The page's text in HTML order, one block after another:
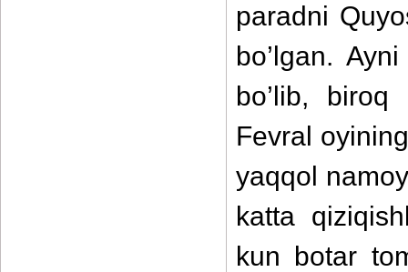
paradni
bo’lgan.
bo’lib,
Fevral
yaqqol
katta
kun botar